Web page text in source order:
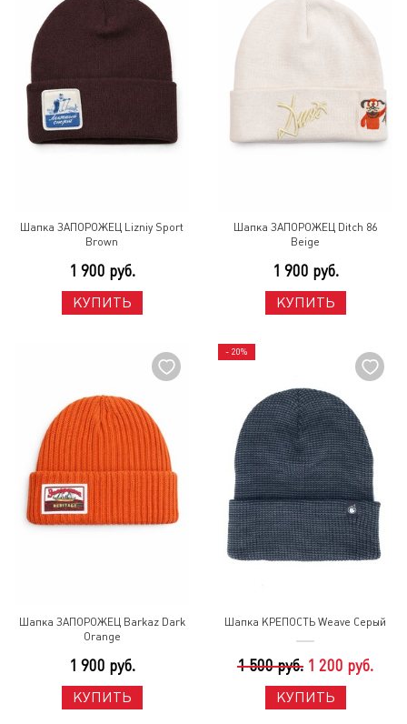
Шапка ЗАПОРОЖЕЦ Lizniy Sport
Brown
1 900 руб.
КУПИТЬ
Шапка ЗАПОРОЖЕЦ Ditch 86
Beige
1 900 руб.
КУПИТЬ
Шапка ЗАПОРОЖЕЦ Barkaz Dark
Orange
1 900 руб.
КУПИТЬ
- 20%
Шапка КРЕПОСТЬ Weave Серый
1 500 руб. 1 200 руб.
КУПИТЬ